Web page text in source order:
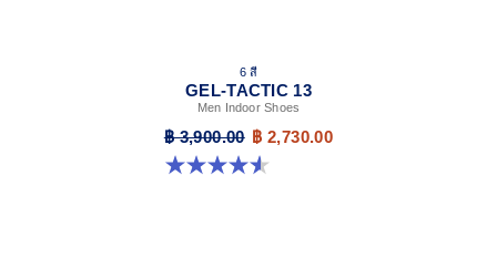
6 สี
GEL-TACTIC 13
Men Indoor Shoes
฿ 3,900.00 ฿ 2,730.00
4.6 จาก 5 ดาว 32 รีวิว